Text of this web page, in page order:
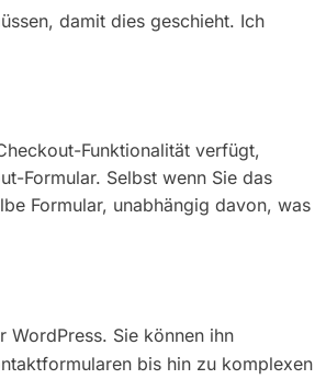
damit dies geschieht. Ich
Funktionalität verfügt,
Formular. Selbst wenn Sie das
Formular, unabhängig davon, was
Sie können ihn
bis hin zu komplexen